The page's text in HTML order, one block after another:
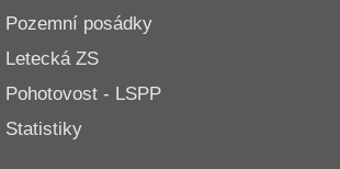
Pozemní posádky
Letecká ZS
Pohotovost - LSPP
Statistiky